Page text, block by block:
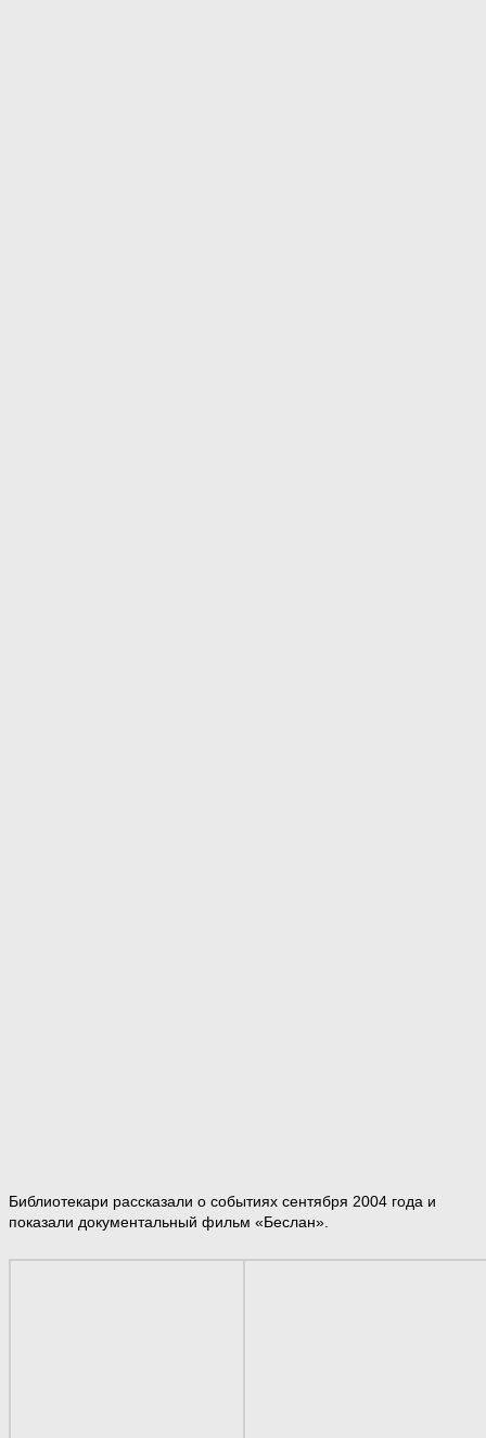
Библиотекари рассказали о событиях сентября 2004 года и
показали документальный фильм «Беслан».